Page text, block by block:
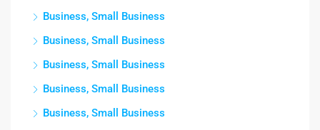
Business, Small Business
Business, Small Business
Business, Small Business
Business, Small Business
Business, Small Business